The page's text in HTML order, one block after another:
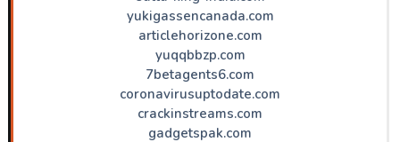
yukigassencanada.com
articlehorizone.com
yuqqbbzp.com
7betagents6.com
coronavirusuptodate.com
crackinstreams.com
gadgetspak.com